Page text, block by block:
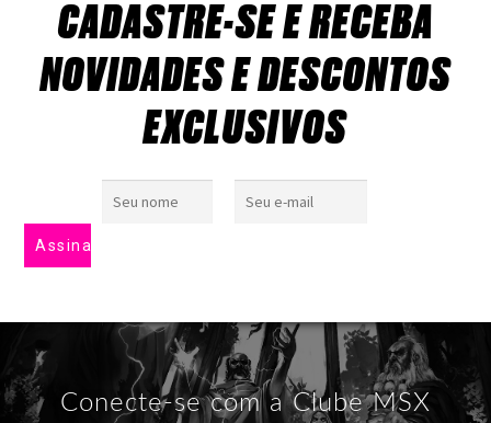
CADASTRE-SE E RECEBA
NOVIDADES E DESCONTOS
EXCLUSIVOS
Conecte-se com a Clube MSX